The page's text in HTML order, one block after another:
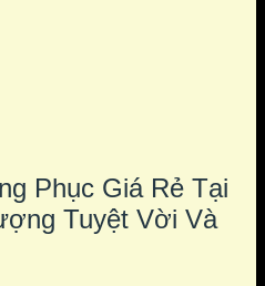
Phục Giá Rẻ Tại
Tuyệt Vời Và